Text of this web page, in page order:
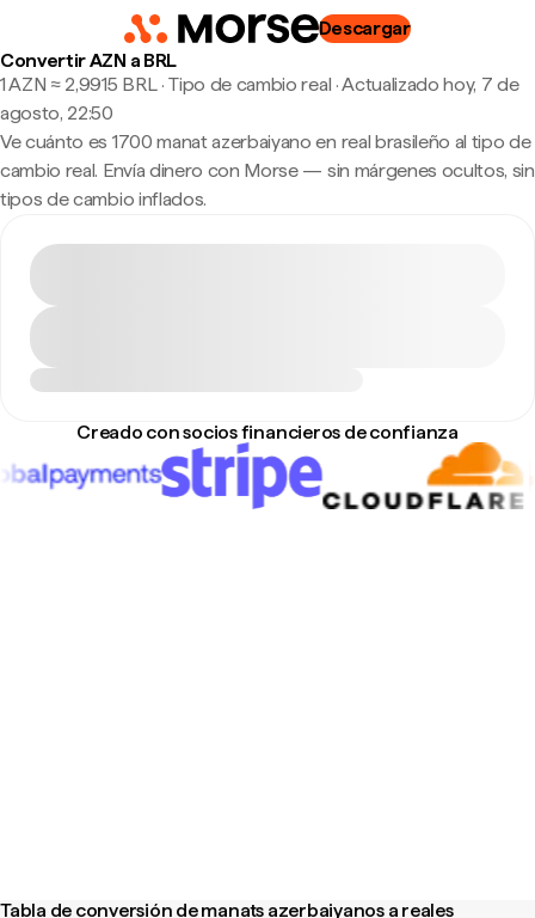
Descargar
Convertir AZN a BRL
1 AZN ≈ 2,9915 BRL · Tipo de cambio real ·Actualizado hoy, 7 de
agosto, 22:50
Ve cuánto es 1700 manat azerbaiyano en real brasileño al tipo de
cambio real. Envía dinero con Morse — sin márgenes ocultos, sin
tipos de cambio inflados.
Creado con socios financieros de confianza
Tabla de conversión de manats azerbaiyanos a reales